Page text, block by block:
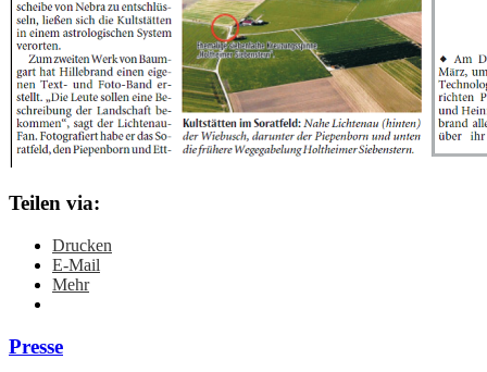
Teilen via:
Drucken
E-Mail
Mehr
Presse